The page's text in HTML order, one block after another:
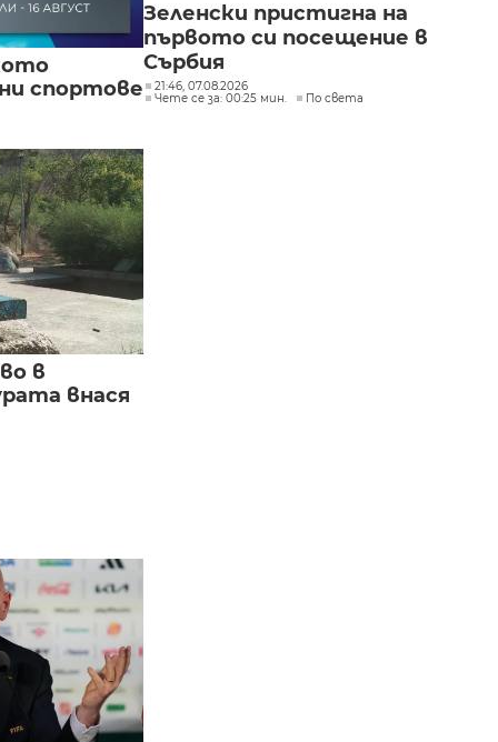
спортове
в
внася
Зеленски пристигна на
първото си посещение в
Сърбия
21:46, 07.08.2026
Чете се за: 00:25 мин.
По света